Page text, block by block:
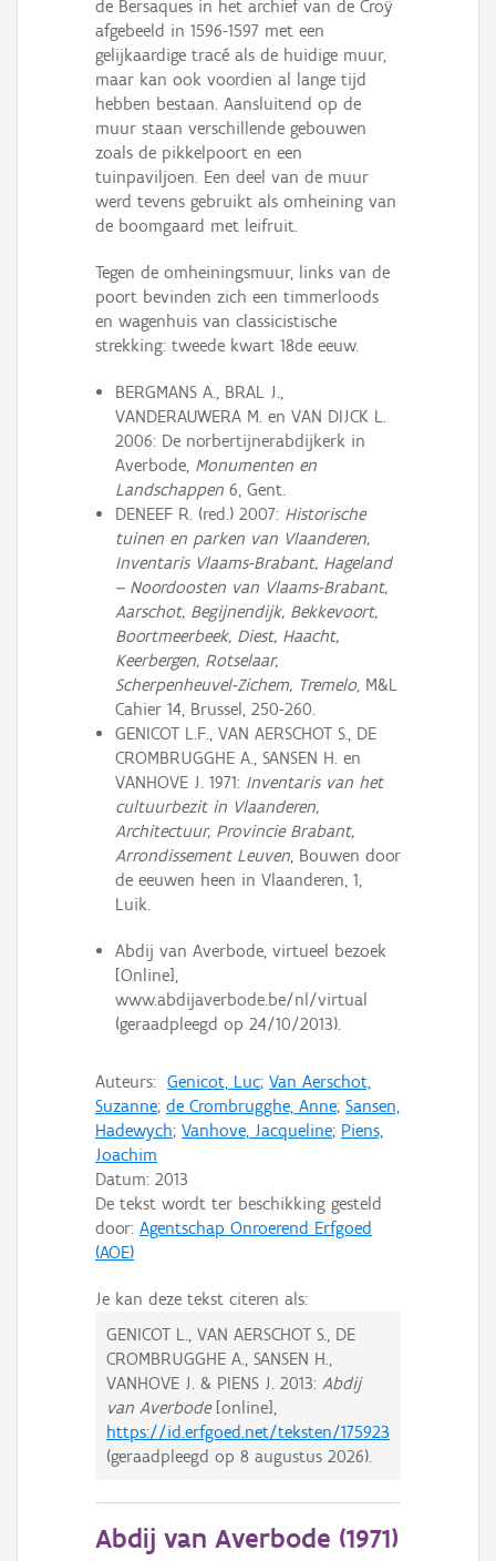
de Bersaques in het archief van de Croÿ
afgebeeld in 1596-1597 met een
gelijkaardige tracé als de huidige muur,
maar kan ook voordien al lange tijd
hebben bestaan. Aansluitend op de
muur staan verschillende gebouwen
zoals de pikkelpoort en een
tuinpaviljoen. Een deel van de muur
werd tevens gebruikt als omheining van
de boomgaard met leifruit.
Tegen de omheiningsmuur, links van de
poort bevinden zich een timmerloods
en wagenhuis van classicistische
strekking: tweede kwart 18de eeuw.
BERGMANS A., BRAL J.,
VANDERAUWERA M. en VAN DIJCK L.
2006: De norbertijnerabdijkerk in
Averbode, Monumenten en
Landschappen6, Gent.
DENEEF R. (red.) 2007: Historische
tuinen en parken van Vlaanderen,
Inventaris Vlaams-Brabant, Hageland
– Noordoosten van Vlaams-Brabant,
Aarschot, Begijnendijk, Bekkevoort,
Boortmeerbeek, Diest, Haacht,
Keerbergen, Rotselaar,
Scherpenheuvel-Zichem, Tremelo, M&L
Cahier 14, Brussel, 250-260.
GENICOT L.F., VAN AERSCHOT S., DE
CROMBRUGGHE A., SANSEN H. en
VANHOVE J. 1971: Inventaris van het
cultuurbezit in Vlaanderen,
Architectuur, Provincie Brabant,
Arrondissement Leuven, Bouwen door
de eeuwen heen in Vlaanderen, 1,
Luik.
Abdij van Averbode, virtueel bezoek
[Online],
www.abdijaverbode.be/nl/virtual
(geraadpleegd op 24/10/2013).
Auteurs: Genicot, Luc; Van Aerschot,
Suzanne; de Crombrugghe, Anne; Sansen,
Hadewych; Vanhove, Jacqueline; Piens,
Joachim
Datum: 2013
De tekst wordt ter beschikking gesteld
door: Agentschap Onroerend Erfgoed
(AOE)
Je kan deze tekst citeren als:
GENICOT L., VAN AERSCHOT S., DE
CROMBRUGGHE A., SANSEN H.,
VANHOVE J. & PIENS J. 2013: Abdij
van Averbode[online],
https://id.erfgoed.net/teksten/175923
(geraadpleegd op 8 augustus 2026).
Abdij van Averbode (1971)